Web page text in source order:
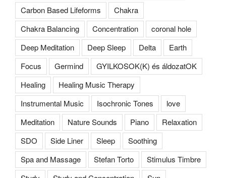
Carbon Based Lifeforms
Chakra
Chakra Balancing
Concentration
coronal hole
Deep Meditation
Deep Sleep Delta
Earth
Focus
Germind
GYILKOSOK(K) és áldozatOK
Healing
Healing Music Therapy
Instrumental Music
Isochronic Tones
love
Meditation
Nature Sounds Piano
Relaxation
SDO
Side Liner Sleep
Soothing
Spa and Massage
Stefan Torto
Stimulus Timbre